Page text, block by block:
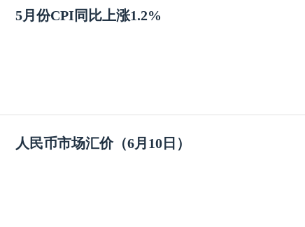
5月份CPI同比上涨1.2%
人民币市场汇价（6月10日）